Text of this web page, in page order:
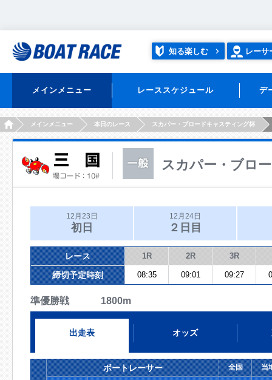
知る楽しむ レーサ
メインメニュー レーススケジュール デ
HOMEメインメニュー 本日のレース スカパー・ブロードキャスティング杯
スカパー・ブロ
12月23日
初日
12月24日
２日目
レース 1R 2R 3R
締切予定時刻 08:35 09:01 09:27
準優勝戦 1800m
出走表 オッズ
ボートレーサー 全国 当